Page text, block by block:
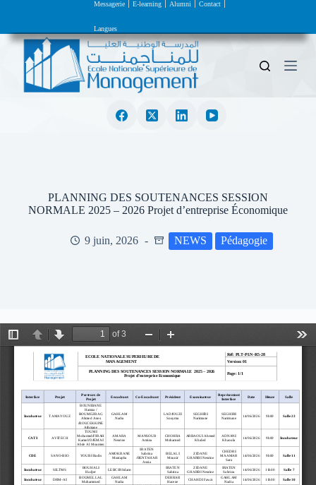
s
Messagerie E-learning Alumni Contact
Langues
PLANNING DES SOUTENANCES SESSION
NORMALE 2025 – 2026 Projet d’entreprise Économique
9 juin, 2026 NEWS Pédagogie